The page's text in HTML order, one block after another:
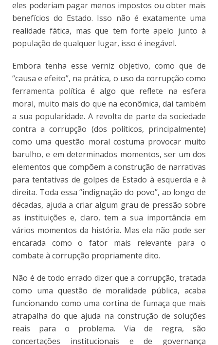
eles poderiam pagar menos impostos ou obter mais
benefícios do Estado. Isso não é exatamente uma
realidade fática, mas que tem forte apelo junto à
população de qualquer lugar, isso é inegável.
Embora tenha esse verniz objetivo, como que de
“causa e efeito”, na prática, o uso da corrupção como
ferramenta política é algo que reflete na esfera
moral, muito mais do que na econômica, daí também
a sua popularidade. A revolta de parte da sociedade
contra a corrupção (dos políticos, principalmente)
como uma questão moral costuma provocar muito
barulho, e em determinados momentos, ser um dos
elementos que compõem a construção de narrativas
para tentativas de golpes de Estado à esquerda e à
direita. Toda essa “indignação do povo”, ao longo de
décadas, ajuda a criar algum grau de pressão sobre
as instituições e, claro, tem a sua importância em
vários momentos da história. Mas ela não pode ser
encarada como o fator mais relevante para o
combate à corrupção propriamente dito.
Não é de todo errado dizer que a corrupção, tratada
como uma questão de moralidade pública, acaba
funcionando como uma cortina de fumaça que mais
atrapalha do que ajuda na construção de soluções
reais para o problema. Via de regra, são
concertações institucionais e de governança